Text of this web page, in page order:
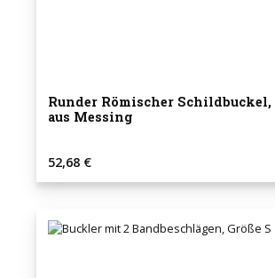
Runder Römischer Schildbuckel,
aus Messing
Regulärer Preis:
52,68 €